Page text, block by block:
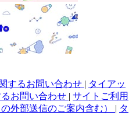
するお問い合わせ | タイアッ
お問い合わせ | サイトご利用
外部送信のご案内含む） | タ